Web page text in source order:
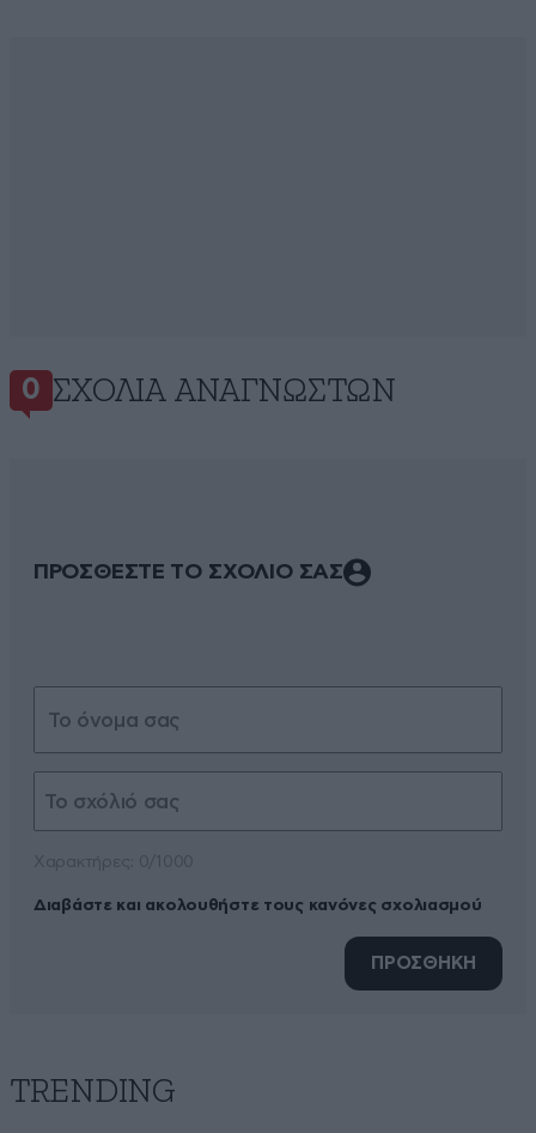
0 ΣΧΌΛΙΑ ΑΝΑΓΝΩΣΤΏΝ
ΠΡΟΣΘΕΣΤΕ ΤΟ ΣΧΟΛΙΟ ΣΑΣ
Διαβάστε και ακολουθήστε τους κανόνες σχολιασμού
ΠΡΟΣΘΗΚΗ
TRENDING